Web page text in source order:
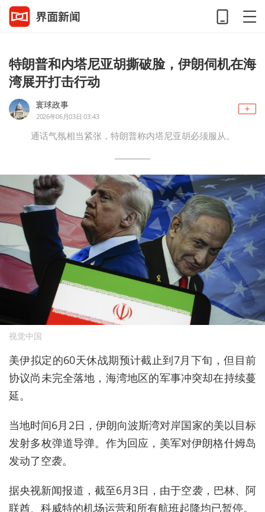
特朗普和内塔尼亚胡撕破脸，伊朗伺机在海
湾展开打击行动
寰球政事
2026年06月03日 03:43
通话气氛相当紧张，特朗普称内塔尼亚胡必须服从。
视觉中国
美伊拟定的60天休战期预计截止到7月下旬，但目前
协议尚未完全落地，海湾地区的军事冲突却在持续蔓
延。
当地时间6月2日，伊朗向波斯湾对岸国家的美以目标
发射多枚弹道导弹。作为回应，美军对伊朗格什姆岛
发动了空袭。
据央视新闻报道，截至6月3日，由于空袭，巴林、阿
联酋、科威特的机场运营和所有航班起降均已暂停。